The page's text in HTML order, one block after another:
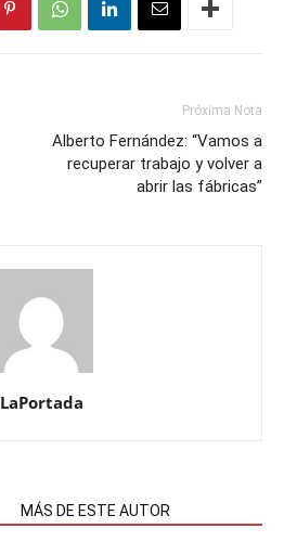
Próxima Nota
Alberto Fernández: “Vamos a
recuperar trabajo y volver a
abrir las fábricas”
LaPortada
MÁS DE ESTE AUTOR